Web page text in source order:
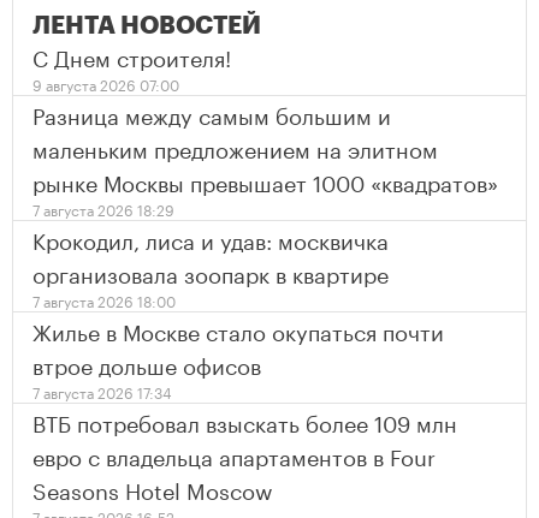
ЛЕНТА НОВОСТЕЙ
С Днем строителя!
9 августа 2026 07:00
Разница между самым большим и
маленьким предложением на элитном
рынке Москвы превышает 1000 «квадратов»
7 августа 2026 18:29
Крокодил, лиса и удав: москвичка
организовала зоопарк в квартире
7 августа 2026 18:00
Жилье в Москве стало окупаться почти
втрое дольше офисов
7 августа 2026 17:34
ВТБ потребовал взыскать более 109 млн
евро с владельца апартаментов в Four
Seasons Hotel Moscow